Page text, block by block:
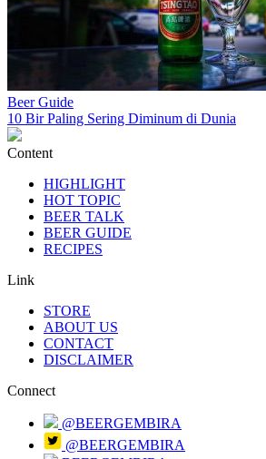
Beer Guide
10 Bir Paling Sering Diminum di Dunia
Content
HIGHLIGHT
HOT TOPIC
BEER TALK
BEER GUIDE
RECIPES
Link
STORE
ABOUT US
CONTACT
DISCLAIMER
Connect
@BEERGEMBIRA
@BEERGEMBIRA